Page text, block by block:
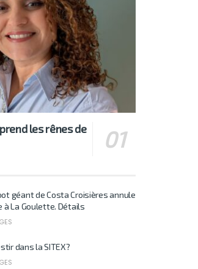
les rênes de
géant de Costa Croisières annule
à La Goulette. Détails
dans la SITEX?